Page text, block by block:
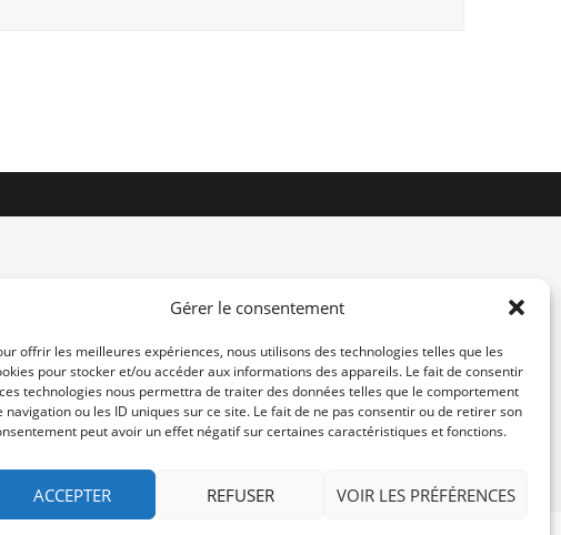
Gérer le consentement
offrir les meilleures expériences, nous utilisons des technologies telles que les
pour stocker et/ou accéder aux informations des appareils. Le fait de consentir
technologies nous permettra de traiter des données telles que le comportement
navigation ou les ID uniques sur ce site. Le fait de ne pas consentir ou de retirer son
peut avoir un effet négatif sur certaines caractéristiques et fonctions.
ACCEPTER REFUSER VOIR LES PRÉFÉRENCES
contact@re-konekt.fr
/
/